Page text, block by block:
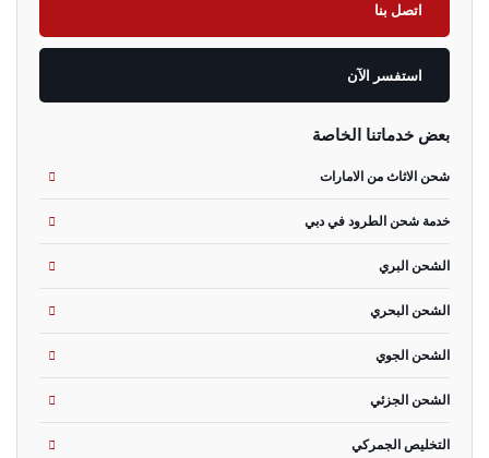
اتصل بنا
استفسر الآن
بعض خدماتنا الخاصة
شحن الاثاث من الامارات
خدمة شحن الطرود في دبي
الشحن البري
الشحن البحري
الشحن الجوي
الشحن الجزئي
التخليص الجمركي